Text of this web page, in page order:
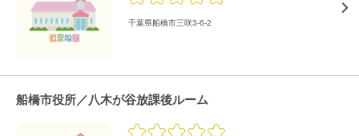
千葉県船橋市三咲3-6-2
船橋市役所／八木が谷放課後ルーム